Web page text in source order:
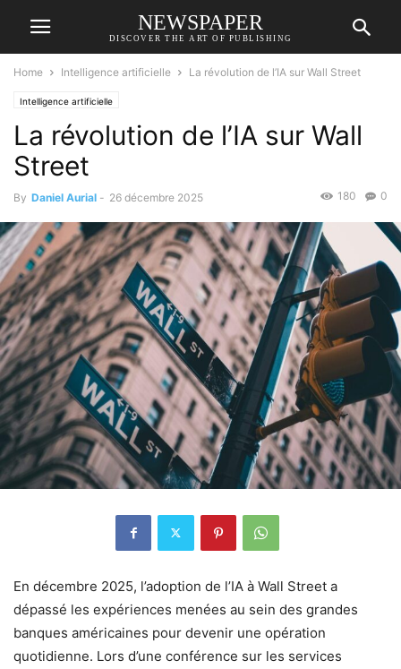
NEWSPAPER
DISCOVER THE ART OF PUBLISHING
Home Intelligence artificielle La révolution de l’IA sur Wall Street
Intelligence artificielle
La révolution de l’IA sur Wall
Street
By Daniel Aurial - 26 décembre 2025 0
180
En décembre 2025, l’adoption de l’IA à Wall Street a
dépassé les expériences menées au sein des grandes
banques américaines pour devenir une opération
quotidienne. Lors d’une conférence sur les services